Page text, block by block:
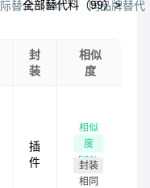
替代（34） 同品牌替代
全部替代料（99）>
封
装
相似
度
插
件
相似
度
50%
封装
相同